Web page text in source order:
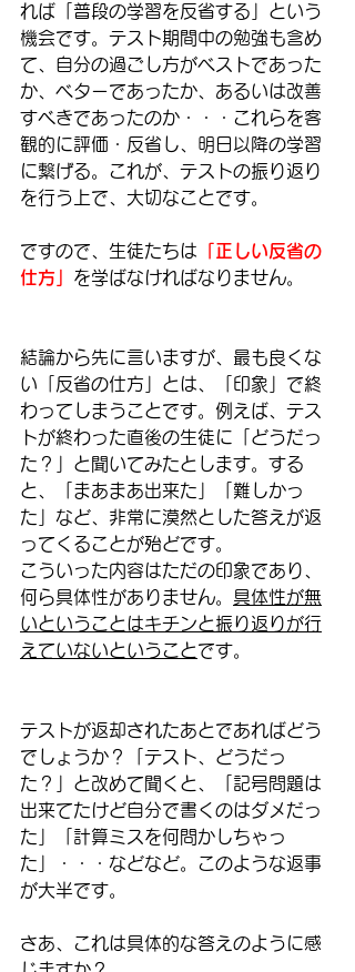
れば「普段の学習を反省する」という
機会です。テスト期間中の勉強も含め
て、自分の過ごし方がベストであった
か、ベターであったか、あるいは改善
すべきであったのか・・・これらを客
観的に評価・反省し、明日以降の学習
に繋げる。これが、テストの振り返り
を行う上で、大切なことです。
ですので、生徒たちは 「正しい反省の
仕方」 を学ばなければなりません。
結論から先に言いますが、最も良くな
い「反省の仕方」とは、「印象」で終
わってしまうことです。例えば、テス
トが終わった直後の生徒に「どうだっ
た？」と聞いてみたとします。する
と、「まあまあ出来た」「難しかっ
た」など、非常に漠然とした答えが返
ってくることが殆どです。
こういった内容はただの印象であり、
何ら具体性がありません。 具体性が無
いということはキチンと振り返りが行
えていないということです。
テストが返却されたあとであればどう
でしょうか？「テスト、どうだっ
た？」と改めて聞くと、「記号問題は
出来てたけど自分で書くのはダメだっ
た」「計算ミスを何問かしちゃっ
た」・・・などなど。このような返事
が大半です。
さあ、これは具体的な答えのように感